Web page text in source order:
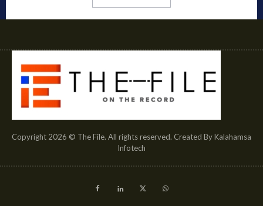
Copyright 2026 © The File. All rights reserved. Created By Kalahamsa
Infotech